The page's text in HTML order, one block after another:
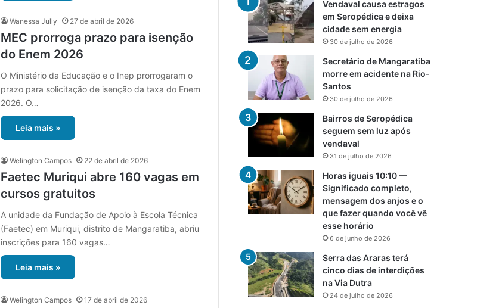
Wanessa Jully 27 de abril de 2026
MEC prorroga prazo para isenção
do Enem 2026
O Ministério da Educação e o Inep prorrogaram o
prazo para solicitação de isenção da taxa do Enem
2026. O…
Leia mais »
Welington Campos 22 de abril de 2026
Faetec Muriqui abre 160 vagas em
cursos gratuitos
A unidade da Fundação de Apoio à Escola Técnica
(Faetec) em Muriqui, distrito de Mangaratiba, abriu
inscrições para 160 vagas…
Leia mais »
Welington Campos 17 de abril de 2026
Vendaval causa estragos
em Seropédica e deixa
cidade sem energia
30 de julho de 2026
Secretário de Mangaratiba
morre em acidente na Rio-
Santos
30 de julho de 2026
Bairros de Seropédica
seguem sem luz após
vendaval
31 de julho de 2026
Horas iguais 10:10 —
Significado completo,
mensagem dos anjos e o
que fazer quando você vê
esse horário
6 de junho de 2026
Serra das Araras terá
cinco dias de interdições
na Via Dutra
24 de julho de 2026